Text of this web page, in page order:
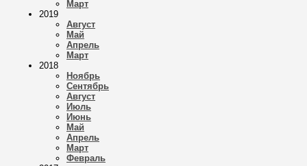
Март
2019
Август
Май
Апрель
Март
2018
Ноябрь
Сентябрь
Август
Июль
Июнь
Май
Апрель
Март
Февраль